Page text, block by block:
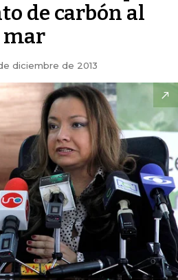
de carbón al
mar
diciembre de 2013